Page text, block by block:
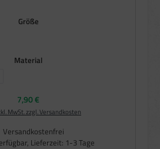
Größeauswählen
Material
Regulärer Preis:
7,90 €
MwSt. zzgl. Versandkosten
Versandkostenfrei
Lieferzeit: 1-3 Tage